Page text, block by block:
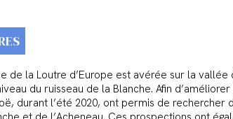
de la Loutre d’Europe est avérée sur la
du ruisseau de la Blanche. Afin
durant l’été 2020, ont permis de rechercher